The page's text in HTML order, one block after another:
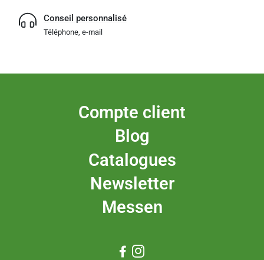
Conseil personnalisé
Téléphone, e-mail
Compte client
Blog
Catalogues
Newsletter
Messen
 